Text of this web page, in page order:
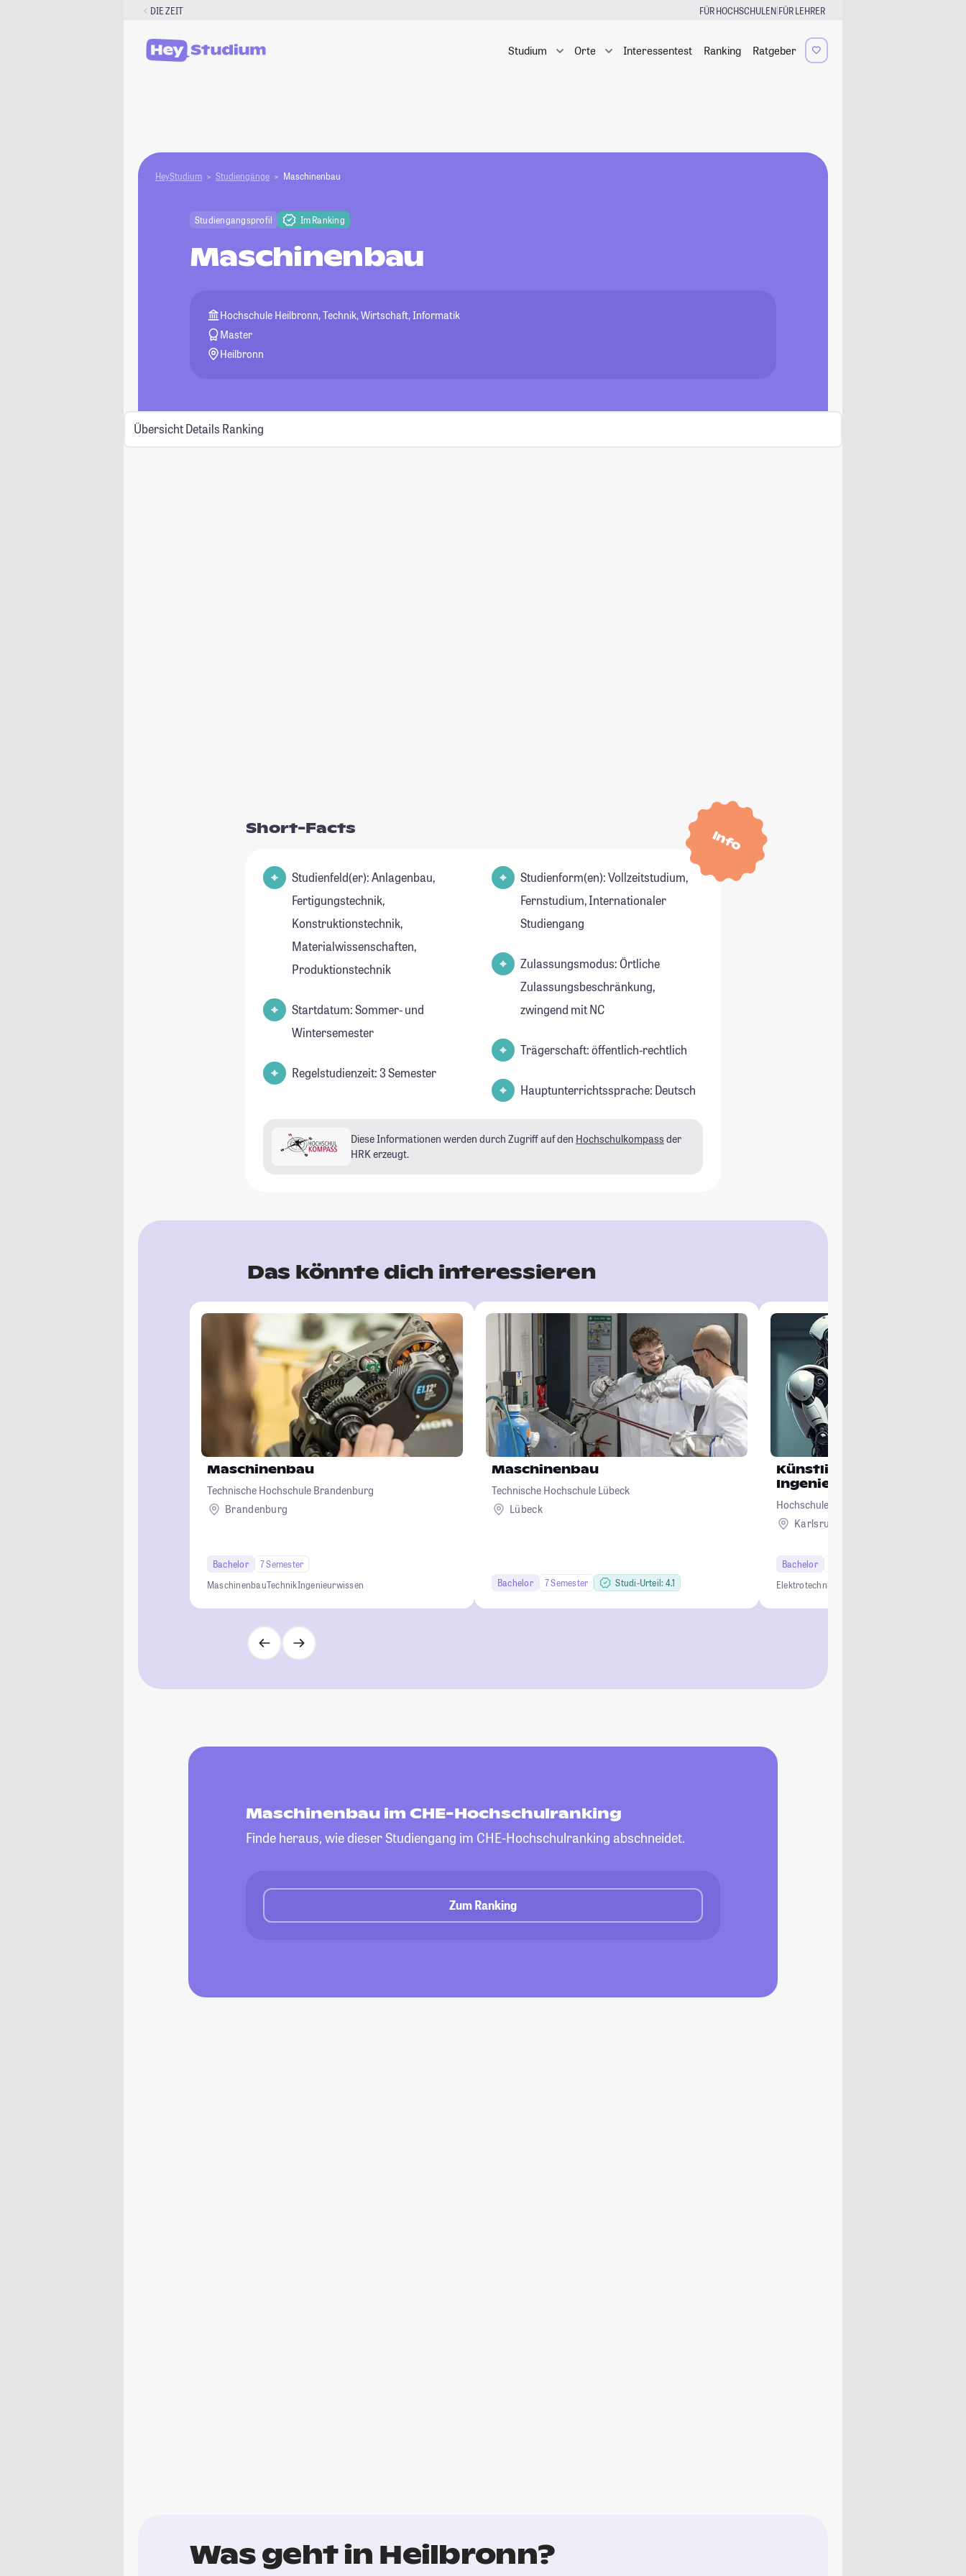
DIE ZEIT FÜR HOCHSCHULEN|FÜR LEHRER
Studium Orte Interessentest Ranking Ratgeber
HeyStudium Studiengänge Maschinenbau
Studiengangsprofil Im Ranking
Maschinenbau
Hochschule Heilbronn, Technik, Wirtschaft, Informatik
Master
Heilbronn
Übersicht Details Ranking
Info
Short-Facts
Studienfeld(er): Anlagenbau,
Fertigungstechnik,
Konstruktionstechnik,
Materialwissenschaften,
Produktionstechnik
Startdatum: Sommer- und
Wintersemester
Regelstudienzeit: 3 Semester
Studienform(en): Vollzeitstudium,
Fernstudium, Internationaler
Studiengang
Zulassungsmodus: Örtliche
Zulassungsbeschränkung,
zwingend mit NC
Trägerschaft: öffentlich-rechtlich
Hauptunterrichtssprache: Deutsch
Diese Informationen werden durch Zugriff auf den Hochschulkompass der
HRK erzeugt.
Das könnte dich interessieren
Maschinenbau
Technische Hochschule Brandenburg
Brandenburg
Bachelor
7 Semester
MaschinenbauTechnikIngenieurwissen
Maschinenbau
Technische Hochschule Lübeck
Lübeck
Bachelor 7 Semester Studi-Urteil: 4.1
Künstliche Intelligenz in
Ingenieurwissenschaften
Hochschule Karlsruhe - Technik und
Karlsruhe
Bachelor
Elektrotechnik
Maschinenbau im CHE-Hochschulranking
Finde heraus, wie dieser Studiengang im CHE-Hochschulranking abschneidet.
Zum Ranking
Was geht in Heilbronn?